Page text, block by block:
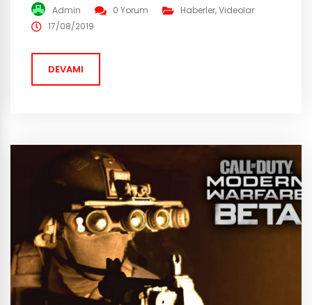
Masuda, turnuvayı izleyen kalabalığa 2020
Şampiyonasını Sword and Shield oyunu ile
yeni pokemonların saldırı ve yeteneklerinin yanında
pokemonlarınıza savaşta kullanmaları için
verebileceğiniz yeni eşyalar da gösterildi....
Admin 0 Yorum Haberler,Videolar
17/08/2019
DEVAMI